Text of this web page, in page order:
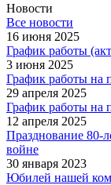
Новости
Все новости
16 июня 2025
График работы
3 июня 2025
График работы на
29 апреля 2025
График работы на
12 апреля 2025
Празднование 80-
войне
30 января 2023
Юбилей нашей